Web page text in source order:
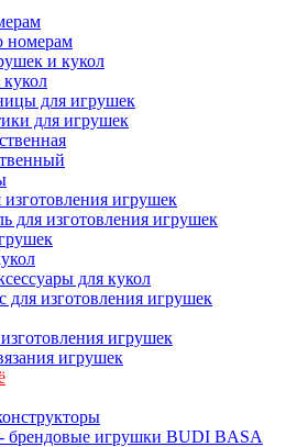
номерам
и кукол
для игрушек
для игрушек
игрушек
для изготовления игрушек
для кукол
изготовления игрушек
игрушек
игрушек
брендовые игрушки BUDI BASA